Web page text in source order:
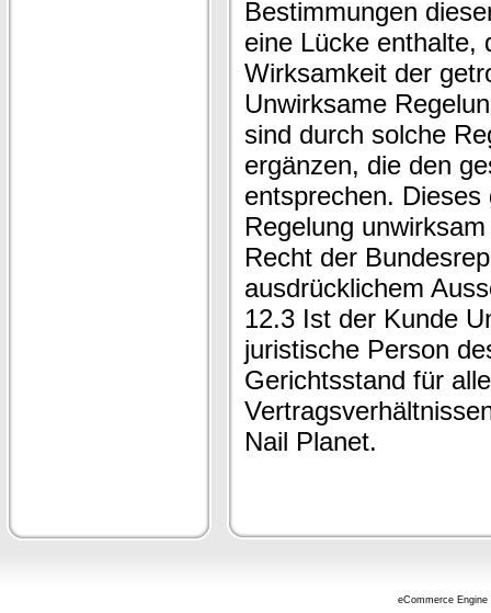
Bestimmungen
eine Lücke enthalte,
Wirksamkeit der
Unwirksame
sind durch solche
ergänzen, die den
entsprechen.
Regelung
Recht der
ausdrücklichem
12.3 Ist der Kunde
juristische Person
Gerichtsstand für
Nail Planet.
eCommerce